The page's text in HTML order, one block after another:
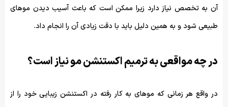
آن به تخصص نیاز دارد زیرا ممکن است که باعث آسیب دیدن موهای
طبیعی شود و به همین دلیل باید با دقت زیادی آن را انجام داد.
در چه مواقعی به ترمیم اکستنشن مو نیاز است؟
در واقع هر زمانی که موهای به کار رفته در اکستنشن زیبایی خود را از